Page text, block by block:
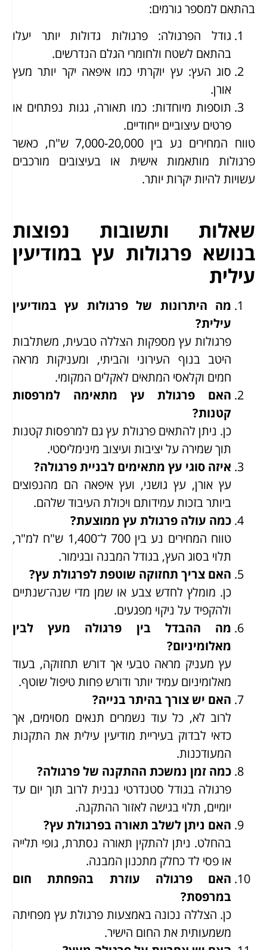
בהתאם למספר גורמים:
גודל הפרגולה: פרגולות גדולות יותר יעלו
בהתאם לשטח ולחומרי הגלם הנדרשים.
סוג העץ: עץ יוקרתי כמו איפאה יקר יותר מעץ
אורן.
תוספות מיוחדות: כמו תאורה, גגות נפתחים או
פרטים עיצוביים ייחודיים.
טווח המחירים נע בין 7,000-20,000 ש"ח, כאשר
פרגולות מותאמות אישית או בעיצובים מורכבים
עשויות להיות יקרות יותר.
שאלות ותשובות נפוצות
בנושא פרגולות עץ במודיעין
עילית
מה היתרונות של פרגולות עץ במודיעין
עילית?
פרגולות עץ מספקות הצללה טבעית, משתלבות
היטב בנוף העירוני והביתי, ומעניקות מראה
חמים וקלאסי המתאים לאקלים המקומי.
האם פרגולת עץ מתאימה למרפסות
קטנות?
כן. ניתן להתאים פרגולת עץ גם למרפסות קטנות
תוך שמירה על יציבות ועיצוב מינימליסטי.
איזה סוגי עץ מתאימים לבניית פרגולה?
עץ אורן, עץ גושני, ועץ איפאה הם מהנפוצים
ביותר בזכות עמידותם ויכולת העיבוד שלהם.
כמה עולה פרגולת עץ ממוצעת?
טווח המחירים נע בין 700 ל־1,400 ש"ח למ"ר,
תלוי בסוג העץ, בגודל המבנה ובגימור.
האם צריך תחזוקה שוטפת לפרגולת עץ?
כן. מומלץ לחדש צבע או שמן מדי שנה־שנתיים
ולהקפיד על ניקוי מפגעים.
מה ההבדל בין פרגולה מעץ לבין
מאלומיניום?
עץ מעניק מראה טבעי אך דורש תחזוקה, בעוד
מאלומיניום עמיד יותר ודורש פחות טיפול שוטף.
האם יש צורך בהיתר בנייה?
לרוב לא, כל עוד נשמרים תנאים מסוימים, אך
כדאי לבדוק בעיריית מודיעין עילית את התקנות
המעודכנות.
כמה זמן נמשכת ההתקנה של פרגולה?
פרגולה בגודל סטנדרטי נבנית לרוב תוך יום עד
יומיים, תלוי בגישה לאזור ההתקנה.
האם ניתן לשלב תאורה בפרגולת עץ?
בהחלט. ניתן להתקין תאורה נסתרת, גופי תלייה
או פסי לד כחלק מתכנון המבנה.
האם פרגולה עוזרת בהפחתת חום
במרפסת?
כן. הצללה נכונה באמצעות פרגולת עץ מפחיתה
משמעותית את החום הישיר.